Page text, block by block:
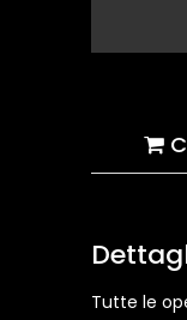
Tutte le